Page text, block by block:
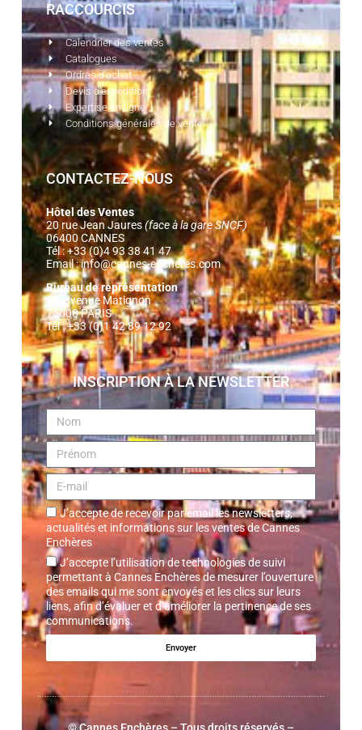
RACCOURCIS
Calendrier des ventes
Catalogues
Ordres d'achat
Devis d'expédition
Expertise en ligne
Conditions générales de vente
CONTACTEZ-NOUS
Hôtel des Ventes
20 rue Jean Jaures(face à la gare SNCF)
06400 CANNES
Tél : +33 (0)4 93 38 41 47
Email :info@cannes-encheres.com
Bureau de représentation
14, avenue Matignon
75008 PARIS
Tél : +33 (0)1 42 89 12 92
INSCRIPTION À LA NEWSLETTER
J’accepte de recevoir par email les newsletters,
actualités et informations sur les ventes de Cannes
Enchères
J’accepte l’utilisation de technologies de suivi
permettant à Cannes Enchères de mesurer l’ouverture
des emails qui me sont envoyés et les clics sur leurs
liens, afin d’évaluer et d’améliorer la pertinence de ses
communications.
Envoyer